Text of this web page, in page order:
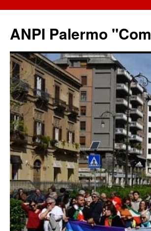
ANPI Palermo